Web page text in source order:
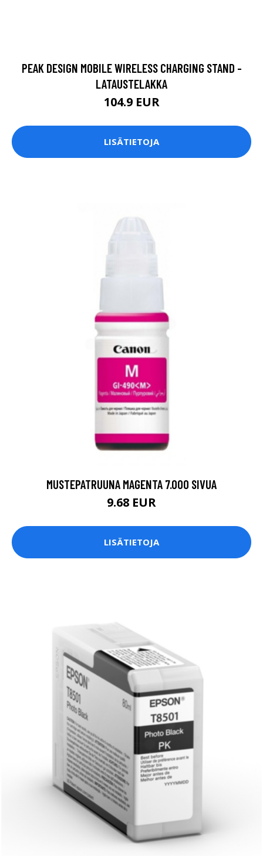
PEAK DESIGN MOBILE WIRELESS CHARGING STAND -
LATAUSTELAKKA
104.9 EUR
LISÄTIETOJA
MUSTEPATRUUNA MAGENTA 7.000 SIVUA
9.68 EUR
LISÄTIETOJA